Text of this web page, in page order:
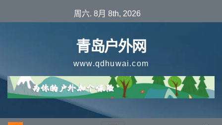
至
周六. 8月 8th, 2026
青岛户外网
www.qdhuwai.com